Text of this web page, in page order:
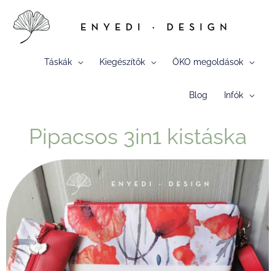
Táskák Kiegészítők ÖKO megoldások
Blog Infók
Pipacsos 3in1 kistáska